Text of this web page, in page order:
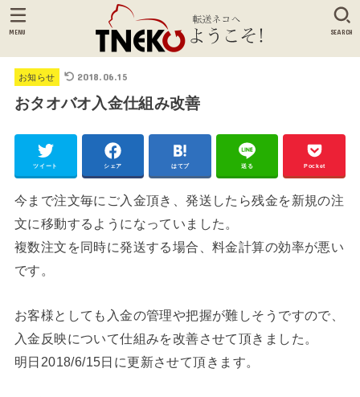
SEARCH
MENU
お知らせ 2018.06.15
おタオバオ入金仕組み改善
ツイート シェア はてブ 送る Pocket
今まで注文毎にご入金頂き、発送したら残金を新規の注
文に移動するようになっていました。
複数注文を同時に発送する場合、料金計算の効率が悪い
です。
お客様としても入金の管理や把握が難しそうですので、
入金反映について仕組みを改善させて頂きました。
明日2018/6/15日に更新させて頂きます。